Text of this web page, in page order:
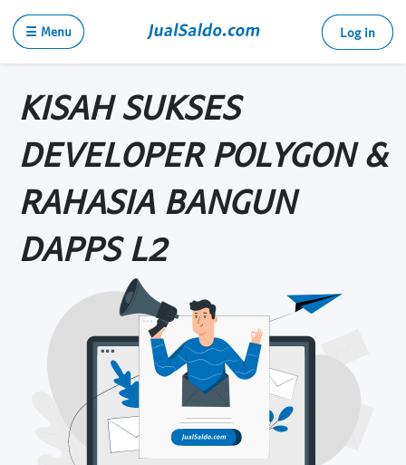
☰ Menu Log in
KISAH SUKSES
DEVELOPER POLYGON &
RAHASIA BANGUN
DAPPS L2